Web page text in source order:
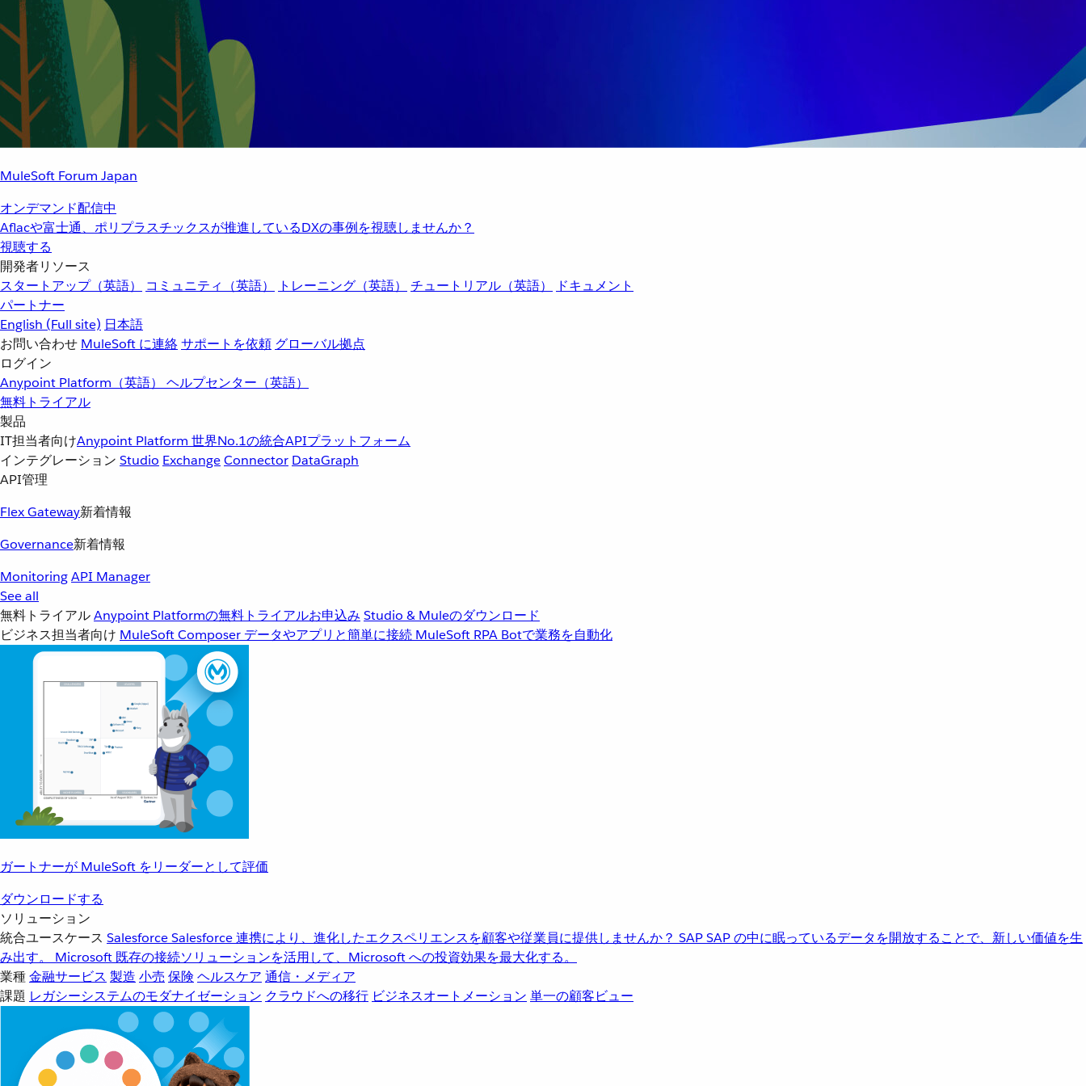
MuleSoft Forum Japan
オンデマンド配信中
Aflacや富士通、ポリプラスチックスが推進しているDXの事例を視聴しませんか？
視聴する
開発者リソース
スタートアップ（英語）
コミュニティ（英語） トレーニング（英語） チュートリアル（英語）
ドキュメント
パートナー
English (Full site) 日本語
お問い合わせ MuleSoft に連絡サポートを依頼 グローバル拠点
ログイン
Anypoint Platform（英語） ヘルプセンター（英語）
無料トライアル
製品
IT担当者向けAnypoint Platform 世界No.1の統合APIプラットフォーム
インテグレーション Studio ExchangeConnector DataGraph
API管理
Flex Gateway新着情報
Governance新着情報
MonitoringAPI Manager
See all
無料トライアルAnypoint Platformの無料トライアルお申込み Studio & Muleのダウンロード
ビジネス担当者向け MuleSoft Composer データやアプリと簡単に接続 MuleSoft RPA Botで業務を自動化
ガートナーが MuleSoft をリーダーとして評価
ダウンロードする
ソリューション
統合ユースケース SalesforceSalesforce 連携により、進化したエクスペリエンスを顧客や従業員に提供しませんか？ SAPSAP の中に眠っているデータを開放することで、新しい価値を生
み出す。
Microsoft 既存の接続ソリューションを活用して、Microsoft への投資効果を最大化する。
業種金融サービス 製造 小売 保険 ヘルスケア 通信・メディア
課題 レガシーシステムのモダナイゼーション クラウドへの移行 ビジネスオートメーション 単一の顧客ビュー